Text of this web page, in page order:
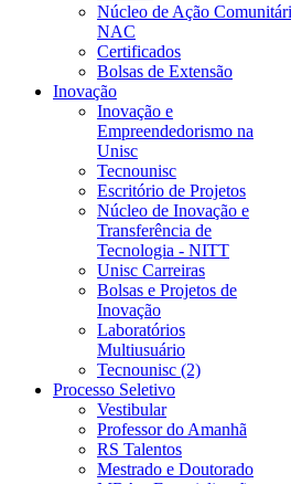
Núcleo de Ação
NAC
Certificados
Bolsas de Extensão
Inovação
Inovação e
Empreendedorismo na
Unisc
Tecnounisc
Escritório de Projetos
Núcleo de Inovação e
Transferência de
Tecnologia - NITT
Unisc Carreiras
Bolsas e Projetos de
Inovação
Laboratórios
Multiusuário
Tecnounisc (2)
Processo Seletivo
Vestibular
Professor do Amanhã
RS Talentos
Mestrado e Doutorado